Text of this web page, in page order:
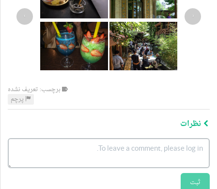
‹
›
برچسب: تعریف نشده
پرچم
نظرات
ثبت